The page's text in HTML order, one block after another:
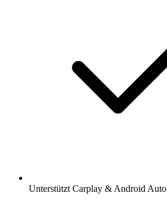
Unterstützt Carplay & Android Auto